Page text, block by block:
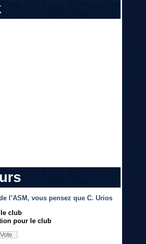
l’ASM, vous pensez que C. Urios
club
pour le club